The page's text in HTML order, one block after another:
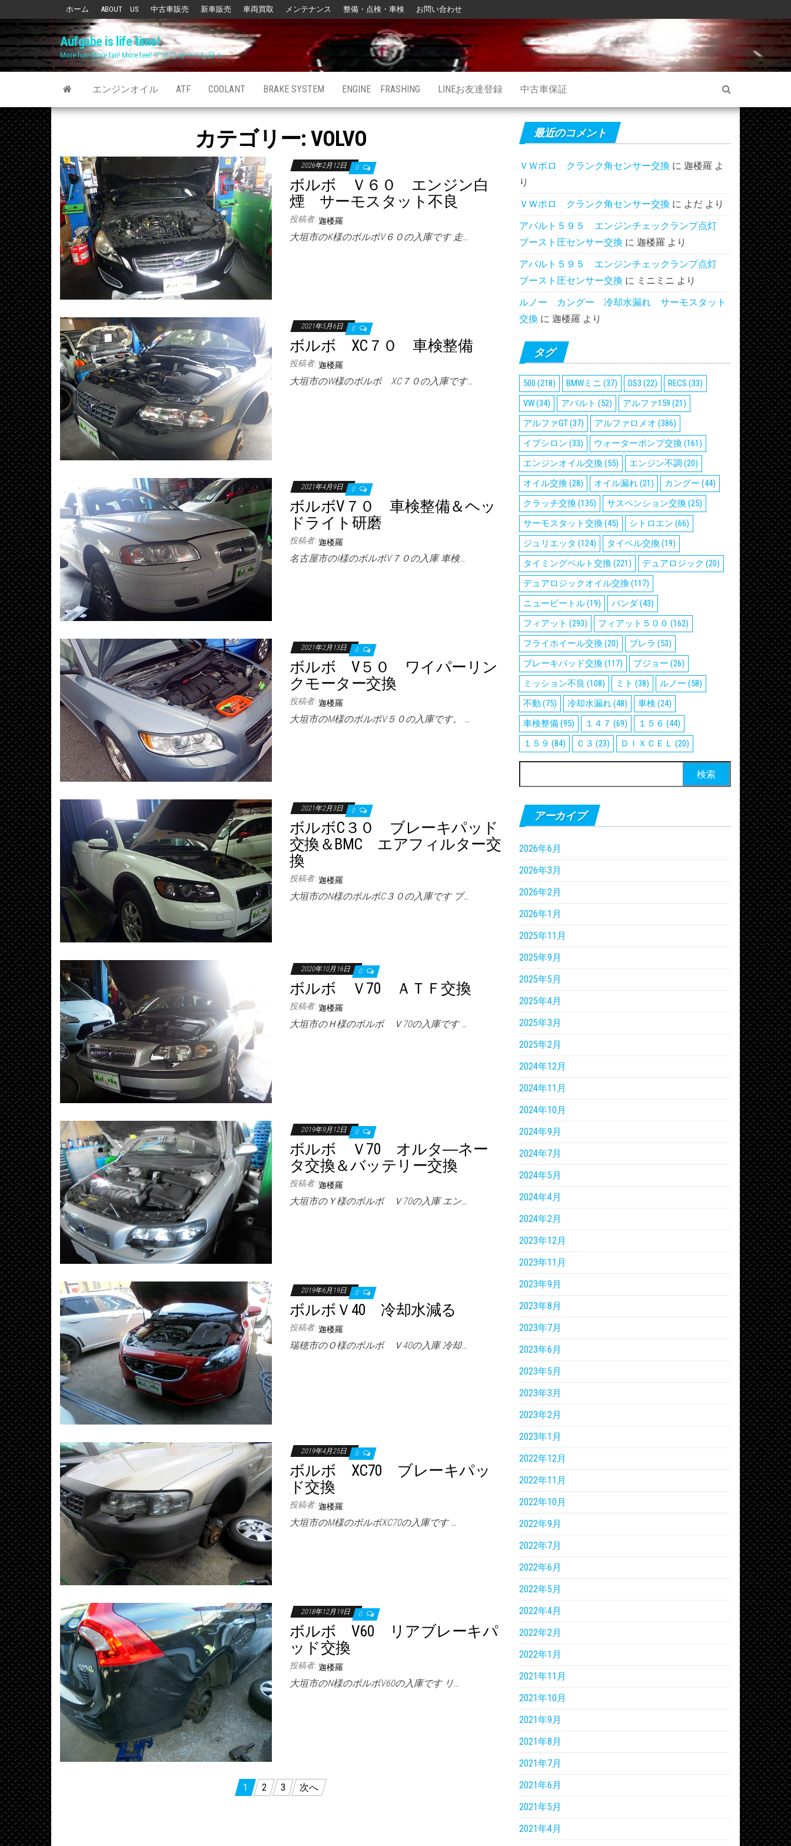
the
content
ホーム ABOUT US 中古車販売 新車販売 車両買取 メンテナンス 整備・点検・車検 お問い合わせ
Aufgabe is life time!
More fun! More fan! More feel! アオフガーベな日々
エンジンオイル ATF COOLANT BRAKE SYSTEM ENGINE FRASHING LINEお友達登録 中古車保証
カテゴリー: VOLVO
2026年2月12日 0
ボルボ Ｖ６０ エンジン白
煙 サーモスタット不良
投稿者: 迦楼羅
大垣市のK様のボルボV６０の入庫です 走…
2021年5月6日 0
ボルボ XC７０ 車検整備
投稿者: 迦楼羅
大垣市のW様のボルボ XC７０の入庫です…
2021年4月9日 0
ボルボV７０ 車検整備＆ヘッ
ドライト研磨
投稿者: 迦楼羅
名古屋市のI様のボルボV７０の入庫 車検…
2021年2月13日 0
ボルボ V５０ ワイパーリン
クモーター交換
投稿者: 迦楼羅
大垣市のM様のボルボV５０の入庫です。 …
2021年2月3日 0
ボルボC３０ ブレーキパッド
交換＆BMC エアフィルター交
換
投稿者: 迦楼羅
大垣市のN様のボルボC３０の入庫です ブ…
2020年10月16日 0
ボルボ Ｖ70 ＡＴＦ交換
投稿者: 迦楼羅
大垣市のＨ様のボルボ Ｖ70の入庫です …
2019年9月12日 0
ボルボ Ｖ70 オルタ―ネー
タ交換＆バッテリー交換
投稿者: 迦楼羅
大垣市のＹ様のボルボ Ｖ70の入庫 エン…
2019年6月19日 0
ボルボＶ40 冷却水減る
投稿者: 迦楼羅
瑞穂市のＯ様のボルボ Ｖ40の入庫 冷却…
2019年4月25日 0
ボルボ XC70 ブレーキパッ
ド交換
投稿者: 迦楼羅
大垣市のM様のボルボXC70の入庫です …
2018年12月19日 0
ボルボ V60 リアブレーキパ
ッド交換
投稿者: 迦楼羅
大垣市のN様のボルボV60の入庫です リ…
1 2 3 次へ
最近のコメント
ＶＷポロ クランク角センサー交換 に 迦楼羅 よ
り
ＶＷポロ クランク角センサー交換 に よだ より
アバルト５９５ エンジンチェックランプ点灯
ブースト圧センサー交換 に 迦楼羅 より
アバルト５９５ エンジンチェックランプ点灯
ブースト圧センサー交換 に ミニミニ より
ルノー カングー 冷却水漏れ サーモスタット
交換 に 迦楼羅 より
タグ
500 (218) BMWミニ (37) DS3 (22) RECS (33)
VW(34) アバルト (52) アルファ159 (21)
アルファGT(37) アルファロメオ (386)
イプシロン (33) ウォーターポンプ交換(161)
エンジンオイル交換(55) エンジン不調 (20)
オイル交換(28) オイル漏れ(21) カングー (44)
クラッチ交換(135) サスペンション交換(25)
サーモスタット交換(45) シトロエン (66)
ジュリエッタ (124) タイベル交換(19)
タイミングベルト交換(221) デュアロジック (20)
デュアロジックオイル交換(117)
ニュービートル(19) パンダ(43)
フィアット (293) フィアット５００ (162)
フライホイール交換(20) ブレラ (53)
ブレーキパッド交換(117) プジョー (26)
ミッション不良 (108) ミト (38) ルノー (58)
不動 (75) 冷却水漏れ(48) 車検 (24)
車検整備(95) １４７ (69) １５６ (44)
１５９ (84) Ｃ３ (23) ＤＩＸＣＥＬ (20)
索:
アーカイブ
2026年6月
2026年3月
2026年2月
2026年1月
2025年11月
2025年9月
2025年5月
2025年4月
2025年3月
2025年2月
2024年12月
2024年11月
2024年10月
2024年9月
2024年7月
2024年5月
2024年4月
2024年2月
2023年12月
2023年11月
2023年9月
2023年8月
2023年7月
2023年6月
2023年5月
2023年3月
2023年2月
2023年1月
2022年12月
2022年11月
2022年10月
2022年9月
2022年7月
2022年6月
2022年5月
2022年4月
2022年2月
2022年1月
2021年11月
2021年10月
2021年9月
2021年8月
2021年7月
2021年6月
2021年5月
2021年4月